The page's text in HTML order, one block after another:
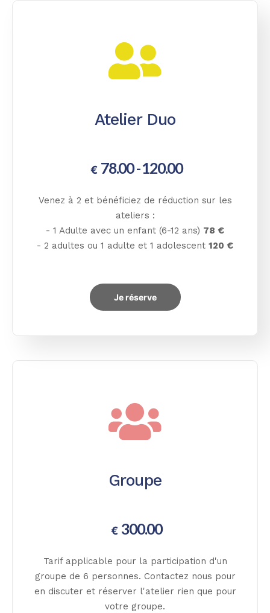
Atelier Duo
€ 78.00 - 120.00
Venez à 2 et bénéficiez de réduction sur les
ateliers :
- 1 Adulte avec un enfant (6-12 ans) 78 €
- 2 adultes ou 1 adulte et 1 adolescent 120 €
Je réserve
Groupe
€ 300.00
Tarif applicable pour la participation d'un
groupe de 6 personnes. Contactez nous pour
en discuter et réserver l'atelier rien que pour
votre groupe.